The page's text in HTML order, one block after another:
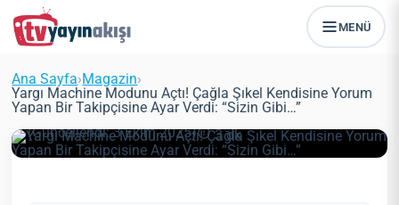
MENÜ
Ana Sayfa›Magazin›
Yargı Machine Modunu Açtı! Çağla Şıkel Kendisine Yorum
Yapan Bir Takipçisine Ayar Verdi: “Sizin Gibi…”
Yargı Machine Modunu Açtı! Çağla
Şıkel Kendisine Yorum Yapan Bir
Gibi…”
Zeynep Öztürk Magazin
31 Mayıs 2021
(Güncellendi: 3 Ekim 2025)
3 dk